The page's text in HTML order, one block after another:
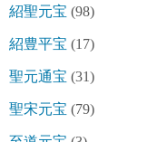
紹聖元宝 (98)
紹豊平宝 (17)
聖元通宝 (31)
聖宋元宝 (79)